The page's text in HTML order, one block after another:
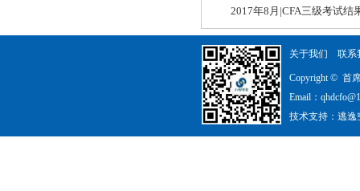
2017年8月|CFA三级考试结
关于我们 联系
Copyright © 首
Email：
技术支持： 逃逸